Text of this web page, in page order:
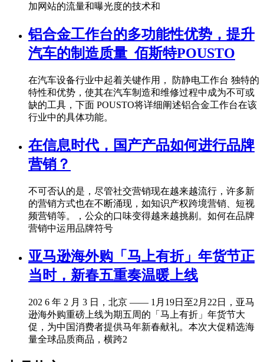
加网站的流量和曝光度的技术和
铝合金工作台的多功能性优势，提升
汽车的制造质量_佰斯特POUSTO
在汽车设备行业中起着关键作用， 防静电工作台 独特的
特性和优势，使其在汽车制造和维修过程中成为不可或
缺的工具，下面 POUSTO将详细阐述铝合金工作台在该
行业中的具体功能。
在信息时代，国产产品如何进行品牌
营销？
不可否认的是，尽管社交营销现在越来越流行，许多新
的营销方式也在不断涌现，如知识产权跨境营销、短视
频营销等。，公众的口味变得越来越挑剔。如何在品牌
营销中运用品牌符号
亚马逊海外购「马上有折」年货节正
当时，新春五重奏温暖上线
202 6 年 2 月 3 日，北京 —— 1月19日至2月22日，亚马
逊海外购重磅上线为期五周的「马上有折」年货节大
促，为中国消费者提供马年新春献礼。本次大促精选海
量全球品质商品，横跨2